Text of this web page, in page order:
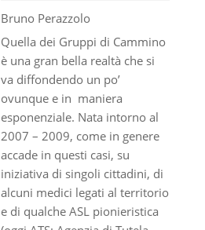
Bruno Perazzolo
Quella dei Gruppi di Cammino
è una gran bella realtà che si
va diffondendo un po’
ovunque e in maniera
esponenziale. Nata intorno al
2007 – 2009, come in genere
accade in questi casi, su
iniziativa di singoli cittadini, di
alcuni medici legati al territorio
e di qualche ASL pionieristica